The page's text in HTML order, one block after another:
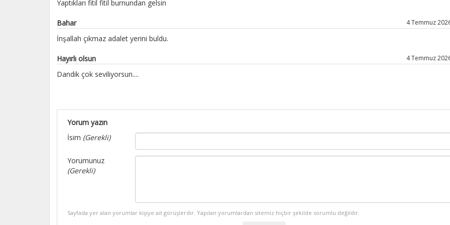
Yaptıkları fitil fitil burnundan gelsin
Bahar 4 Temmuz
İnşallah çıkmaz adalet yerini buldu.
Hayırlı olsun 4 Temmuz
Dandik çok seviliyorsun....
Yorum yazın
İsim (Gerekli)
Yorumunuz
(Gerekli)
Sayfada yer alan yorumlar kişiye ait görüşlerdir. Yapılan yorumlardan sitemiz hiçbir şekilde sorumlu değildir.